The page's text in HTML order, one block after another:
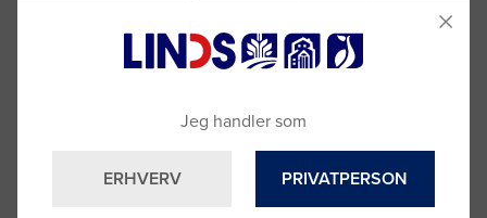
Forfugtning af microfiberklude
Jeg handler som
ERHVERV PRIVATPERSON